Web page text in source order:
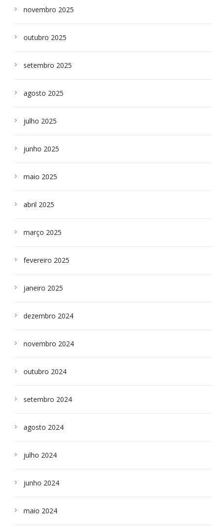
novembro 2025
outubro 2025
setembro 2025
agosto 2025
julho 2025
junho 2025
maio 2025
abril 2025
março 2025
fevereiro 2025
janeiro 2025
dezembro 2024
novembro 2024
outubro 2024
setembro 2024
agosto 2024
julho 2024
junho 2024
maio 2024